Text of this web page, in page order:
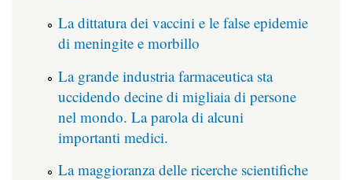
La dittatura dei vaccini e le false epidemie
di meningite e morbillo
La grande industria farmaceutica sta
uccidendo decine di migliaia di persone
nel mondo. La parola di alcuni
importanti medici.
La maggioranza delle ricerche scientifiche